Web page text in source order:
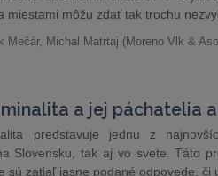
miestami môžu zdať tak trochu
Mečár, Michal Matrtaj (Moreno Vlk &
a jej páchatelia
predstavuje jednu z
Slovensku, tak aj vo svete. Táto
sú zatiaľ jasne podané odpovede, či